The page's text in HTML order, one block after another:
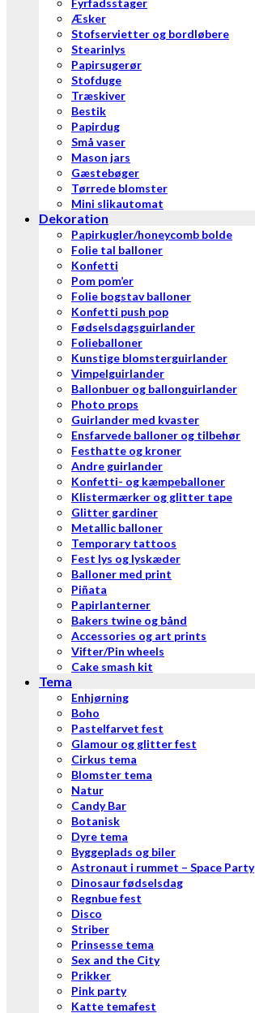
Fyrfadsstager
Æsker
Stofservietter og bordløbere
Stearinlys
Papirsugerør
Stofduge
Træskiver
Bestik
Papirdug
Små vaser
Mason jars
Gæstebøger
Tørrede blomster
Mini slikautomat
Dekoration
Papirkugler/honeycomb bolde
Folie tal balloner
Konfetti
Pom pom’er
Folie bogstav balloner
Konfetti push pop
Fødselsdagsguirlander
Folieballoner
Kunstige blomsterguirlander
Vimpelguirlander
Ballonbuer og ballonguirlander
Photo props
Guirlander med kvaster
Ensfarvede balloner og tilbehør
Festhatte og kroner
Andre guirlander
Konfetti- og kæmpeballoner
Klistermærker og glitter tape
Glitter gardiner
Metallic balloner
Temporary tattoos
Fest lys og lyskæder
Balloner med print
Piñata
Papirlanterner
Bakers twine og bånd
Accessories og art prints
Vifter/Pin wheels
Cake smash kit
Tema
Enhjørning
Boho
Pastelfarvet fest
Glamour og glitter fest
Cirkus tema
Blomster tema
Natur
Candy Bar
Botanisk
Dyre tema
Byggeplads og biler
Astronaut i rummet – Space Party
Dinosaur fødselsdag
Regnbue fest
Disco
Striber
Prinsesse tema
Sex and the City
Prikker
Pink party
Katte temafest